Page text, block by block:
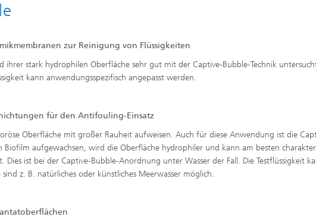
zur Reinigung von Flüssigkeiten
stark hydrophilen Oberfläche sehr gut mit der Captive-Bubble-Technik
kann anwendungsspezifisch angepasst werden.
für den Antifouling-Einsatz
Oberfläche mit großer Rauheit aufweisen. Auch für diese Anwendung ist die
Biofilm aufgewachsen, wird die Oberfläche hydrophiler und kann am besten
ist bei der Captive-Bubble-Anordnung unter Wasser der Fall. Die Testflüssigkeit
z. B. natürliches oder künstliches Meerwasser möglich.